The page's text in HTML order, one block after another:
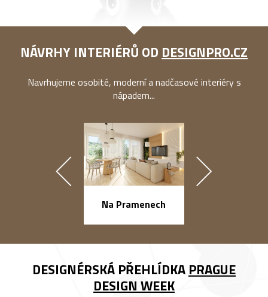
NÁVRHY INTERIÉRŮ OD DESIGNPRO.CZ
Navrhujeme osobité, moderní a nadčasové interiéry s
nápadem...
Na Pramenech
DESIGNÉRSKÁ PŘEHLÍDKA PRAGUE
DESIGN WEEK